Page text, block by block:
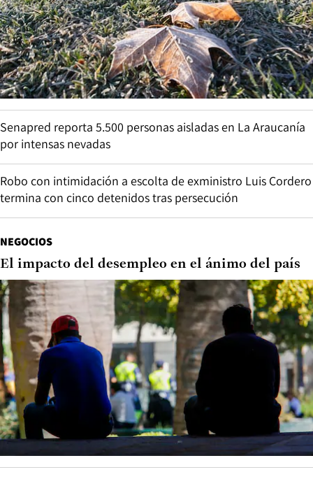
Senapred reporta 5.500 personas aisladas en La Araucanía
por intensas nevadas
Robo con intimidación a escolta de exministro Luis Cordero
termina con cinco detenidos tras persecución
NEGOCIOS
El impacto del desempleo en el ánimo del país